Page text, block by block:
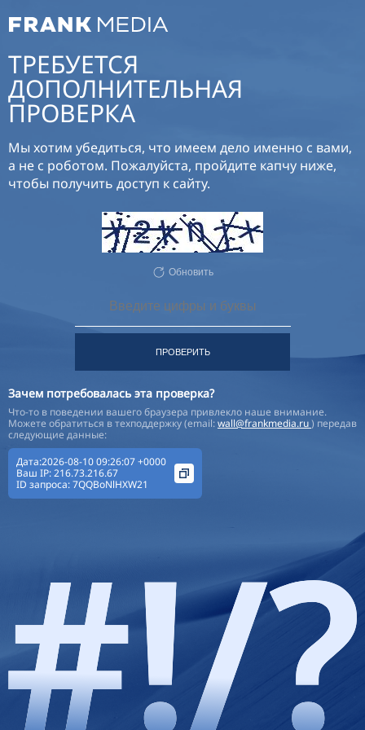
ТРЕБУЕТСЯ
ДОПОЛНИТЕЛЬНАЯ
ПРОВЕРКА
Мы хотим убедиться, что имеем дело именно с вами,
а не с роботом. Пожалуйста, пройдите капчу ниже,
чтобы получить доступ к сайту.
Обновить
ПРОВЕРИТЬ
Зачем потребовалась эта проверка?
Что-то в поведении вашего браузера привлекло наше внимание.
Можете обратиться в техподдержку (email:wall@frankmedia.ru) передав
следующие данные:
Дата:2026-08-10 09:26:07 +0000
Ваш IP:216.73.216.67
ID запроса:7QQBoNlHXW21